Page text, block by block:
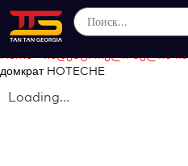
домкрат HOTECHE
Loading...